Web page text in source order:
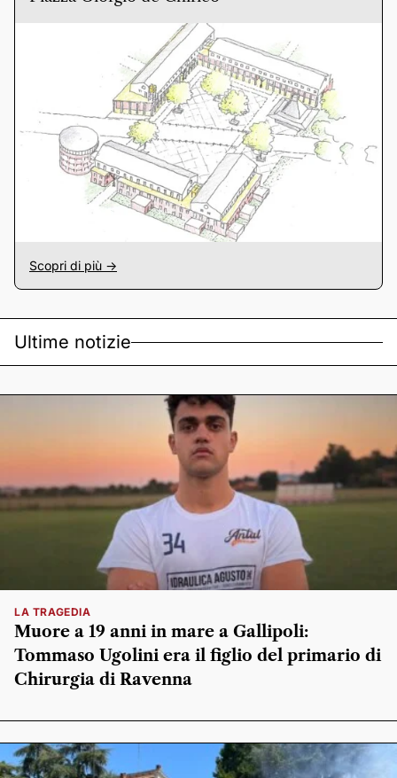
Scopri di più ->
Ultime notizie
LA TRAGEDIA
Muore a 19 anni in mare a Gallipoli:
Tommaso Ugolini era il figlio del primario di
Chirurgia di Ravenna